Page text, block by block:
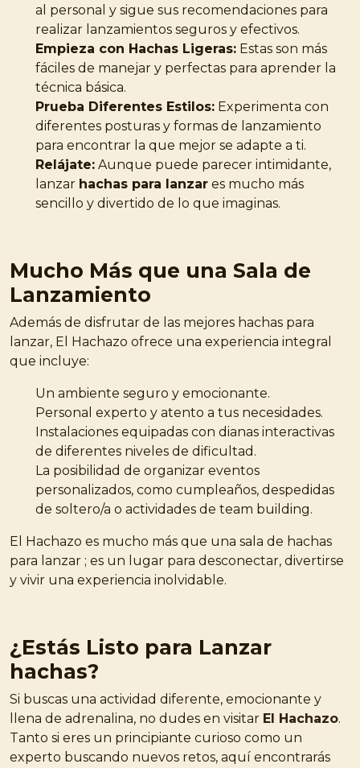
al personal y sigue sus recomendaciones para
realizar lanzamientos seguros y efectivos.
Empieza con Hachas Ligeras: Estas son más
fáciles de manejar y perfectas para aprender la
técnica básica.
Prueba Diferentes Estilos: Experimenta con
diferentes posturas y formas de lanzamiento
para encontrar la que mejor se adapte a ti.
Relájate: Aunque puede parecer intimidante,
lanzar hachas para lanzar es mucho más
sencillo y divertido de lo que imaginas.
Mucho Más que una Sala de
Lanzamiento
Además de disfrutar de las mejores hachas para
lanzar, El Hachazo ofrece una experiencia integral
que incluye:
Un ambiente seguro y emocionante.
Personal experto y atento a tus necesidades.
Instalaciones equipadas con dianas interactivas
de diferentes niveles de dificultad.
La posibilidad de organizar eventos
personalizados, como cumpleaños, despedidas
de soltero/a o actividades de team building.
El Hachazo es mucho más que una sala de hachas
para lanzar ; es un lugar para desconectar, divertirse
y vivir una experiencia inolvidable.
¿Estás Listo para Lanzar
hachas?
Si buscas una actividad diferente, emocionante y
llena de adrenalina, no dudes en visitar El Hachazo.
Tanto si eres un principiante curioso como un
experto buscando nuevos retos, aquí encontrarás